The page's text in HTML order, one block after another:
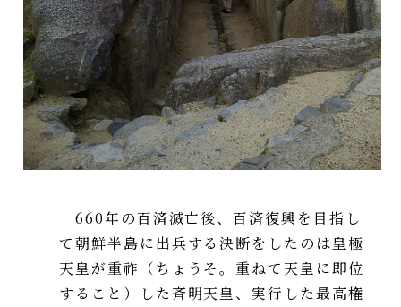
660年の百済滅亡後、百済復興を目指し
て朝鮮半島に出兵する決断をしたのは皇極
天皇が重祚（ちょうそ。重ねて天皇に即位
すること）した斉明天皇、実行した最高権